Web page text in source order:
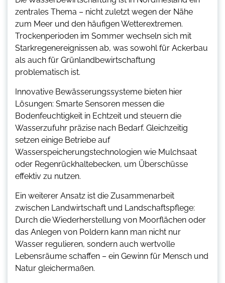
zentrales Thema – nicht zuletzt wegen der Nähe
zum Meer und den häufigen Wetterextremen.
Trockenperioden im Sommer wechseln sich mit
Starkregenereignissen ab, was sowohl für Ackerbau
als auch für Grünlandbewirtschaftung
problematisch ist.
Innovative Bewässerungssysteme bieten hier
Lösungen: Smarte Sensoren messen die
Bodenfeuchtigkeit in Echtzeit und steuern die
Wasserzufuhr präzise nach Bedarf. Gleichzeitig
setzen einige Betriebe auf
Wasserspeicherungstechnologien wie Mulchsaat
oder Regenrückhaltebecken, um Überschüsse
effektiv zu nutzen.
Ein weiterer Ansatz ist die Zusammenarbeit
zwischen Landwirtschaft und Landschaftspflege:
Durch die Wiederherstellung von Moorflächen oder
das Anlegen von Poldern kann man nicht nur
Wasser regulieren, sondern auch wertvolle
Lebensräume schaffen – ein Gewinn für Mensch und
Natur gleichermaßen.